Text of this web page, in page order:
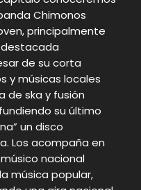
Chimonos
principalmente
de su corta
y músicas locales
de ska y fusión
su último
un disco
Los acompaña en
nacional
música popular,